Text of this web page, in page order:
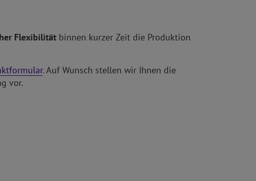
Flexibilität binnen kurzer Zeit die Produktion
. Auf Wunsch stellen wir Ihnen die
vor.